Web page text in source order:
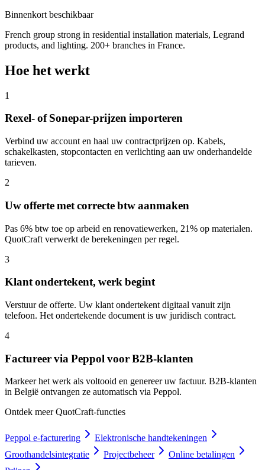
Binnenkort beschikbaar
French group strong in residential installation materials, Legrand
products, and lighting. 200+ branches in France.
Hoe het werkt
1
Rexel- of Sonepar-prijzen importeren
Verbind uw account en haal uw contractprijzen op. Kabels,
schakelkasten, stopcontacten en verlichting aan uw onderhandelde
tarieven.
2
Uw offerte met correcte btw aanmaken
Pas 6% btw toe op arbeid en renovatiewerken, 21% op materialen.
QuotCraft verwerkt de berekeningen per regel.
3
Klant ondertekent, werk begint
Verstuur de offerte. Uw klant ondertekent digitaal vanuit zijn
telefoon. Het ondertekende document is uw juridisch contract.
4
Factureer via Peppol voor B2B-klanten
Markeer het werk als voltooid en genereer uw factuur. B2B-klanten
in België ontvangen ze automatisch via Peppol.
Ontdek meer QuotCraft-functies
Peppol e-facturering
Elektronische handtekeningen
Groothandelsintegratie
Projectbeheer
Online betalingen